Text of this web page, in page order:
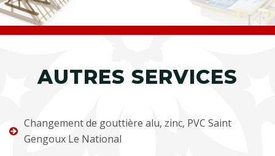
AUTRES SERVICES
Changement de gouttière alu, zinc, PVC Saint
Gengoux Le National